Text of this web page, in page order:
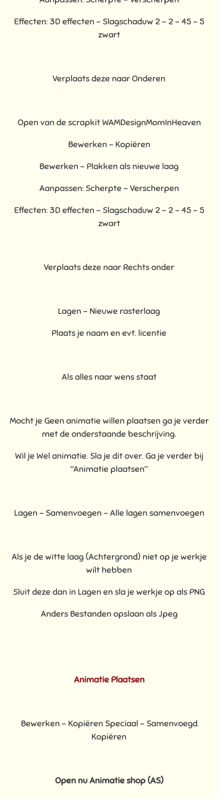
Effecten: 3D effecten - Slagschaduw 2 – 2 – 45 – 5
zwart
Verplaats deze naar Onderen
Open van de scrapkit WAMDesignMomInHeaven
Bewerken – Kopiëren
Bewerken - Plakken als nieuwe laag
Aanpassen: Scherpte – Verscherpen
Effecten: 3D effecten - Slagschaduw 2 – 2 – 45 – 5
zwart
Verplaats deze naar Rechts onder
Lagen – Nieuwe rasterlaag
Plaats je naam en evt. licentie
Als alles naar wens staat
Mocht je Geen animatie willen plaatsen ga je verder
met de onderstaande beschrijving.
Wil je Wel animatie. Sla je dit over. Ga je verder bij
“Animatie plaatsen”
Lagen – Samenvoegen – Alle lagen samenvoegen
Als je de witte laag (Achtergrond) niet op je werkje
wilt hebben
Sluit deze dan in Lagen en sla je werkje op als PNG
Anders Bestanden opslaan als Jpeg
Animatie Plaatsen
Bewerken – Kopiëren Speciaal – Samenvoegd
Kopiëren
Open nu Animatie shop (AS)